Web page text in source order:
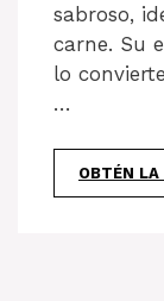
sabroso,
carne. Su
lo
…
OBTÉN LA